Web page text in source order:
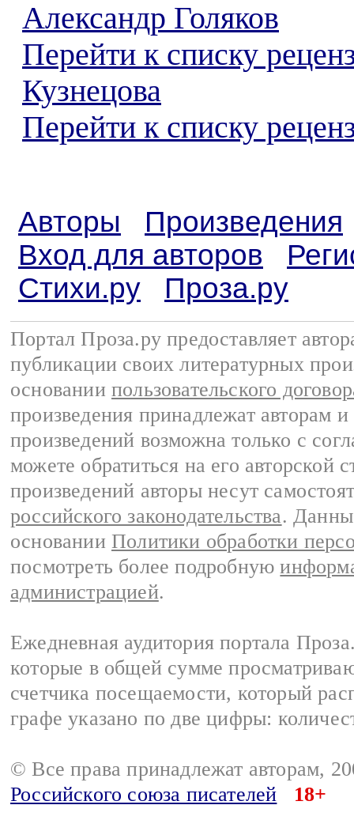
Александр Голяков
Перейти к списку
Кузнецова
Перейти к списку
Авторы
Произведения
Вход для авторов
Стихи.ру
Проза.ру
Портал Проза.ру предоставляет
публикации своих литературных
основании пользовательского
произведения принадлежат авторам
произведений возможна только с
можете обратиться на его авторской
произведений авторы несут
российского законодательства.
основании Политики обработки
посмотреть более подробную
администрацией.
Ежедневная аудитория портала
которые в общей сумме
счетчика посещаемости, который
графе указано по две цифры:
© Все права принадлежат авторам,
Российского союза писателей
18+